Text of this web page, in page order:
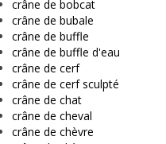
crâne de bobcat
crâne de bubale
crâne de buffle
crâne de buffle d'eau
crâne de cerf
crâne de cerf sculpté
crâne de chat
crâne de cheval
crâne de chèvre